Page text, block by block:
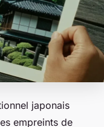
japonais
empreints de